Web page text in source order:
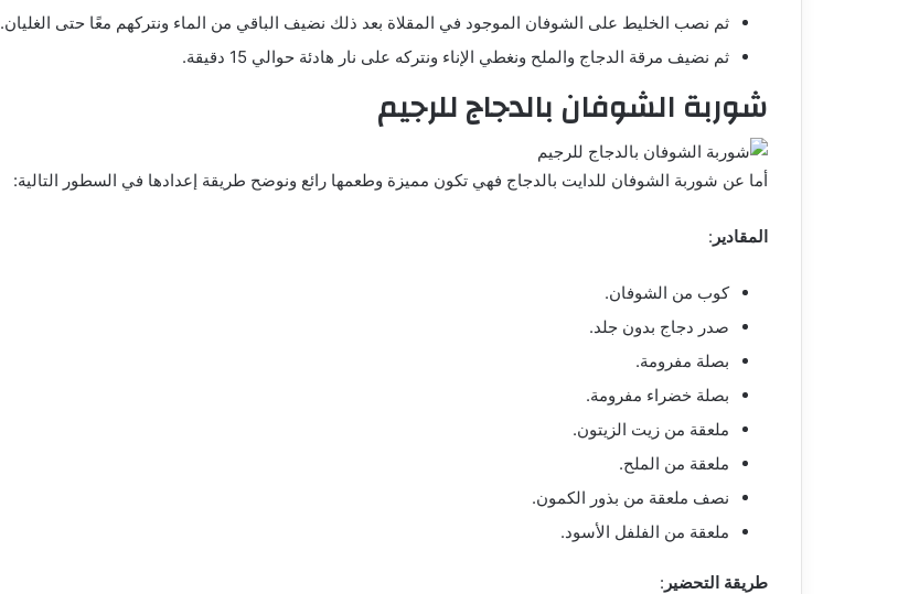
ثم نصب الخليط على الشوفان الموجود في المقلاة بعد ذلك نضيف الباقي من الماء ونتركهم معًا حتى الغليان.
ثم نضيف مرقة الدجاج والملح ونغطي الإناء ونتركه على نار هادئة حوالي 15 دقيقة.
شوربة الشوفان بالدجاج للرجيم
أما عن شوربة الشوفان للدايت بالدجاج فهي تكون مميزة وطعمها رائع ونوضح طريقة إعدادها في السطور التالية:
المقادير :
كوب من الشوفان.
صدر دجاج بدون جلد.
بصلة مفرومة.
بصلة خضراء مفرومة.
ملعقة من زيت الزيتون.
ملعقة من الملح.
نصف ملعقة من بذور الكمون.
ملعقة من الفلفل الأسود.
طريقة التحضير :